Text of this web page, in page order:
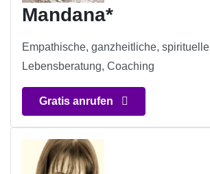
Mandana*
Empathische, ganzheitliche, spirituelle
Lebensberatung, Coaching
Gratis anrufen